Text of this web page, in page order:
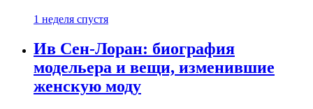
1 неделя спустя
Ив Сен-Лоран: биография
модельера и вещи, изменившие
женскую моду